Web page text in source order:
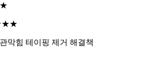
막힘 테이핑 제거 해결책